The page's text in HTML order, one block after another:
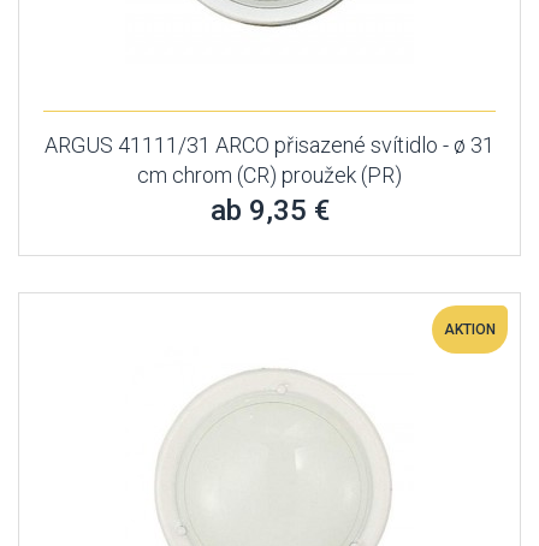
ARGUS 41111/31 ARCO přisazené svítidlo - ø 31
cm chrom (CR) proužek (PR)
ab 9,35 €
AKTION